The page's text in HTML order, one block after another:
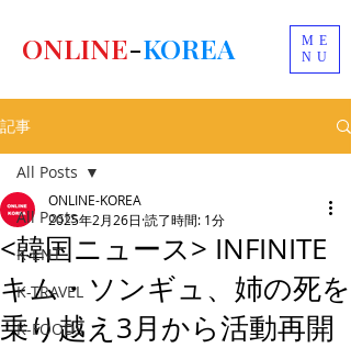
ME
NU
ONLINE-KOREA
記事
All Posts
K-ENT
K-TRAVEL
K-FOODS
All Posts
<韓国ニュース> INFINITE
キム・ソンギュ、姉の死を
乗り越え3月から活動再開
ONLINE-KOREA
2025年2月26日 読了時間: 1分